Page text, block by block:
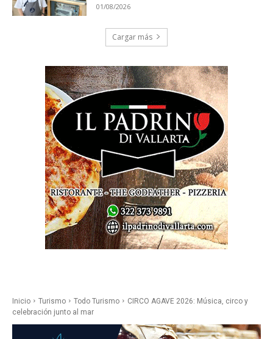
01/08/2026
Cargar más